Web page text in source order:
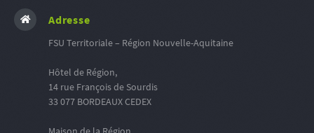
Adresse
FSU Territoriale – Région Nouvelle-Aquitaine
Hôtel de Région,
14 rue François de Sourdis
33 077 BORDEAUX CEDEX